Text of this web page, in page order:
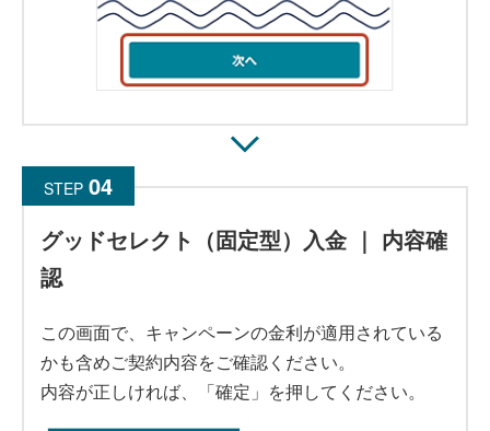
STEP
グッドセレクト（固定型）入金 ｜ 内容確
認
この画面で、キャンペーンの金利が適用されている
かも含めご契約内容をご確認ください。
内容が正しければ、「確定」を押してください。